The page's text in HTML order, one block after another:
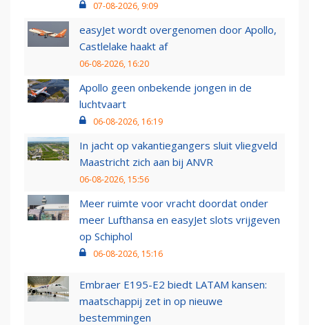
07-08-2026, 9:09
easyJet wordt overgenomen door Apollo,
Castlelake haakt af
06-08-2026, 16:20
Apollo geen onbekende jongen in de
luchtvaart
06-08-2026, 16:19
In jacht op vakantiegangers sluit vliegveld
Maastricht zich aan bij ANVR
06-08-2026, 15:56
Meer ruimte voor vracht doordat onder
meer Lufthansa en easyJet slots vrijgeven
op Schiphol
06-08-2026, 15:16
Embraer E195-E2 biedt LATAM kansen:
maatschappij zet in op nieuwe
bestemmingen